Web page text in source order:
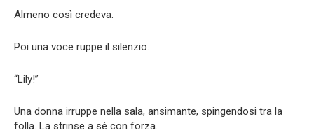
Almeno così credeva.
Poi una voce ruppe il silenzio.
“Lily!”
Una donna irruppe nella sala, ansimante, spingendosi tra la
folla. La strinse a sé con forza.